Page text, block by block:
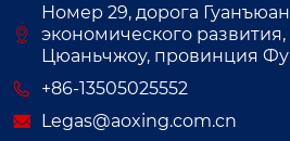
Номер 29, дорога
экономического
Цюаньчжоу, провинция
+86-13505025552
Legas@aoxing.com.cn